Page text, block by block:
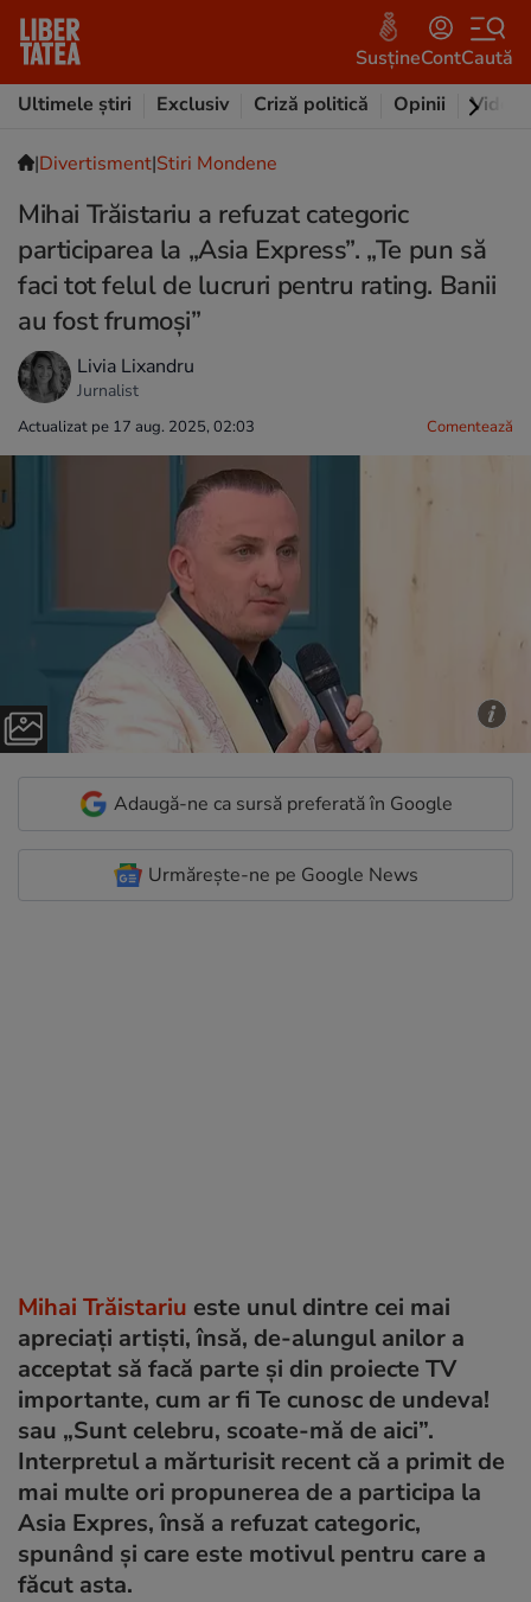
SusțineContCaută
Ultimele știri
Exclusiv Criză politică Opinii Video
|Divertisment|Stiri Mondene
Mihai Trăistariu a refuzat categoric
participarea la „Asia Express”. „Te pun să
faci tot felul de lucruri pentru rating. Banii
au fost frumoși”
Livia Lixandru
Jurnalist
Actualizat pe 17 aug. 2025, 02:03 Comentează
Adaugă-ne ca sursă preferată în Google
Urmărește-ne pe Google News
Mihai Trăistariu este unul dintre cei mai
apreciați artiști, însă, de-alungul anilor a
acceptat să facă parte și din proiecte TV
importante, cum ar fi Te cunosc de undeva!
sau „Sunt celebru, scoate-mă de aici”.
Interpretul a mărturisit recent că a primit de
mai multe ori propunerea de a participa la
Asia Expres, însă a refuzat categoric,
spunând și care este motivul pentru care a
făcut asta.